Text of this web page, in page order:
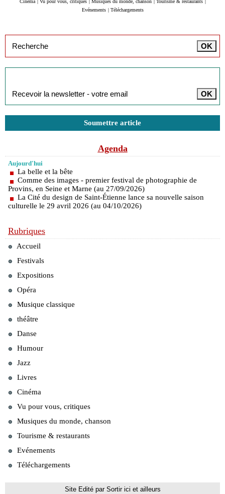
Cinéma
Vu pour vous, critiques Musiques du monde, chanson Tourisme & restaurants
Evénements
Téléchargements
Soumettre article
Agenda
Aujourd'hui
La belle et la bête
Comme des images - premier festival de photographie de
Provins, en Seine et Marne (au 27/09/2026)
La Cité du design de Saint-Étienne lance sa nouvelle saison
culturelle le 29 avril 2026 (au 04/10/2026)
Rubriques
Accueil
Festivals
Expositions
Opéra
Musique classique
théâtre
Danse
Humour
Jazz
Livres
Cinéma
Vu pour vous, critiques
Musiques du monde, chanson
Tourisme & restaurants
Evénements
Téléchargements
Site Edité par Sortir ici et ailleurs